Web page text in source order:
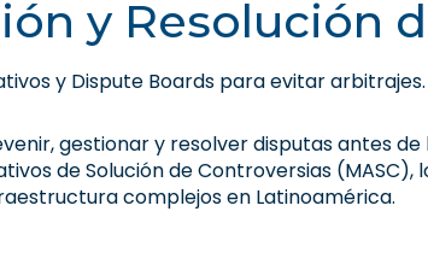
y Resolución
y Dispute Boards para evitar arbitrajes.
gestionar y resolver disputas antes
de Solución de Controversias (MASC),
complejos en Latinoamérica.